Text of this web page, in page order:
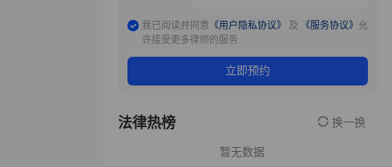
我已阅读并同意 《用户隐私协议》 及 《服务协议》 允
许接受更多律师的服务
立即预约
法律热榜 换一换
暂无数据